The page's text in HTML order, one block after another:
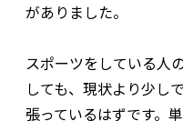
がありました。
スポーツをしている人
しても、現状より少し
張っているはずです。